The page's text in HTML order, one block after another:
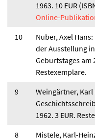
1963. 10 EUR
Online-
10
Nuber, Axel
der Ausstellung
Geburtstages am
Restexemplare.
9
Weingärtner,
1962. 3 EUR.
8
Mistele, Karl-